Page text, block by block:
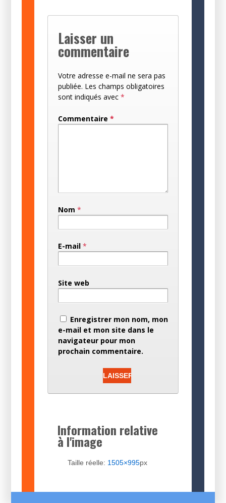
Laisser un
commentaire
Votre adresse e-mail ne sera pas
publiée. Les champs obligatoires
sont indiqués avec *
Commentaire *
Nom *
E-mail *
Site web
Enregistrer mon nom, mon
e-mail et mon site dans le
navigateur pour mon
prochain commentaire.
Information relative
à l'image
Taille réelle: 1505×995px